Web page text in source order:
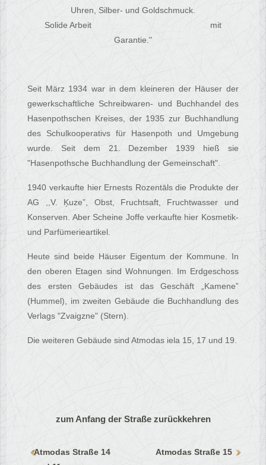
Uhren, Silber- und Goldschmuck.
Solide Arbeit mit
Garantie."
Seit März 1934 war in dem kleineren der Häuser der
gewerkschaftliche Schreibwaren- und Buchhandel des
Hasenpothschen Kreises, der 1935 zur Buchhandlung
des Schulkooperativs für Hasenpoth und Umgebung
wurde. Seit dem 21. Dezember 1939 hieß sie
"Hasenpothsche Buchhandlung der Gemeinschaft".
1940 verkaufte hier Ernests Rozentāls die Produkte der
AG ,,V. Ķuze”, Obst, Fruchtsaft, Fruchtwasser und
Konserven. Aber Scheine Joffe verkaufte hier Kosmetik-
und Parfümerieartikel.
Heute sind beide Häuser Eigentum der Kommune. In
den oberen Etagen sind Wohnungen. Im Erdgeschoss
des ersten Gebäudes ist das Geschäft „Kamene”
(Hummel), im zweiten Gebäude die Buchhandlung des
Verlags "Zvaigzne" (Stern).
Die weiteren Gebäude sind Atmodas iela 15, 17 und 19.
zum Anfang der Straße zurückkehren
Atmodas Straße 14
Atmodas Straße 15